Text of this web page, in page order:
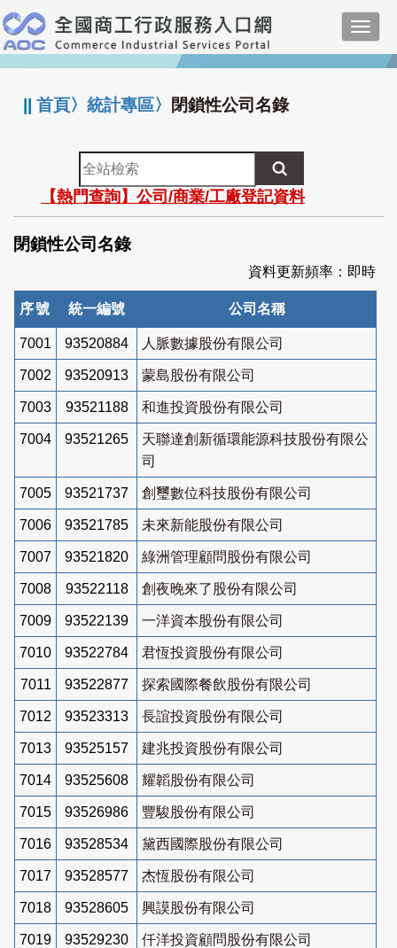
跳
到
主
要
:::
||首頁〉統計專區〉 閉鎖性公司名錄
全
站
檢
索
【熱門查詢】公司/商業/工廠登記資料
閉鎖性公司名錄
資料更新頻率：即時
序號 統一編號 公司名稱
7001 93520884 人脈數據股份有限公司
7002 93520913 蒙島股份有限公司
7003 93521188 和進投資股份有限公司
7004 93521265
天聯達創新循環能源科技股份有限公
司
7005 93521737 創璽數位科技股份有限公司
7006 93521785 未來新能股份有限公司
7007 93521820 綠洲管理顧問股份有限公司
7008 93522118 創夜晚來了股份有限公司
7009 93522139 一洋資本股份有限公司
7010 93522784 君恆投資股份有限公司
7011 93522877 探索國際餐飲股份有限公司
7012 93523313 長誼投資股份有限公司
7013 93525157 建兆投資股份有限公司
7014 93525608 耀韜股份有限公司
7015 93526986 豐駿股份有限公司
7016 93528534 黛西國際股份有限公司
7017 93528577 杰恆股份有限公司
7018 93528605 興謨股份有限公司
7019 93529230 仟洋投資顧問股份有限公司